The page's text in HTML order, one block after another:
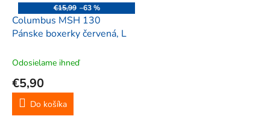
€15,99 –63 %
Columbus MSH 130
Pánske boxerky červená, L
Odosielame ihneď
€5,90
Do košíka